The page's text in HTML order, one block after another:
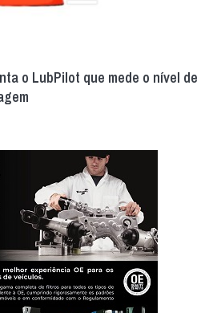
o LubPilot que mede o nível de